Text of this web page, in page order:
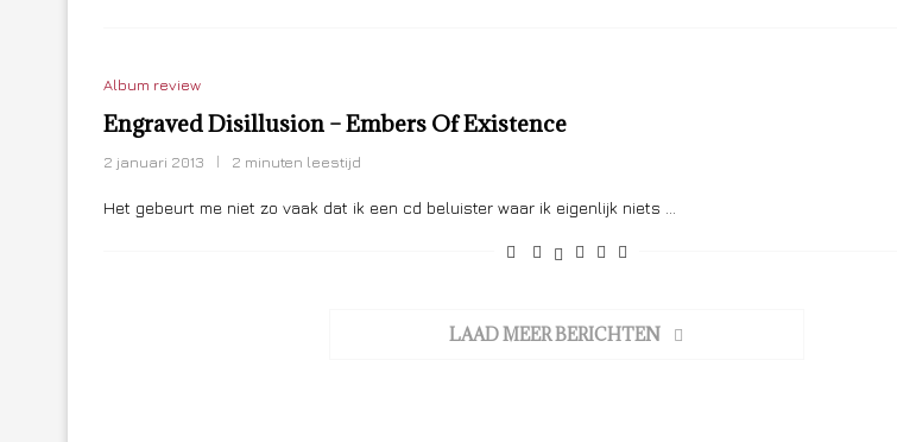
Album review
Engraved Disillusion – Embers Of Existence
2 januari 2013 2 minuten leestijd
Het gebeurt me niet zo vaak dat ik een cd beluister waar ik eigenlijk niets …
LAAD MEER BERICHTEN